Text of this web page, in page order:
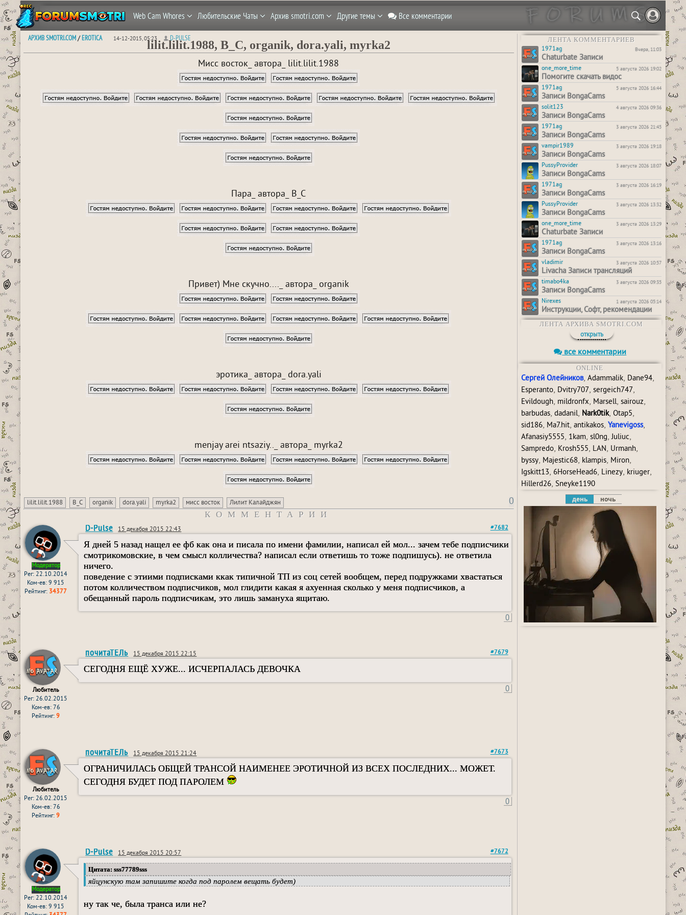
Web Cam Whores Любительские Чаты Архив smotri.com Другие темы Все комментарии
АРХИВ SMOTRI.COM/EROTICA 14-12-2015, 05:23 D-PULSE
lilit.lilit.1988, В_С, organik, dora.yali, myrka2
Мисс восток_ автора_ lilit.lilit.1988
Пара_ автора_ В_С
Привет) Мне скучно...._ автора_ organik
эротика_ автора_ dora.yali
menjay arei ntsaziy.._ автора_ myrka2
lilit.lilit.1988 В_С organik dora.yali myrka2 мисс восток Лилит Калайджян 0
КОММЕНТАРИИ
Модератор
Рег: 22.10.2014
Ком-ев: 9 915
Рейтинг: 34377
D-Pulse 15 декабря 2015 22:43 #7682
Я дней 5 назад нащел ее фб как она и писала по имени фамилии, написал ей мол... зачем тебе подписчики
смотрикомовские, в чем смысл колличества? написал если ответишь то тоже подпишусь). не ответила
ничего.
поведение с этиими подписками ккак типичной ТП из соц сетей вообщем, перед подружками хвастаться
потом колличеством подписчиков, мол глидити какая я ахуенная сколько у меня подписчиков, а
обещанный пароль подписчикам, это лишь замануха ящитаю.
0
Любитель
Рег: 26.02.2015
Ком-ев: 76
Рейтинг:9
почитаТЕЛь 15 декабря 2015 22:15 #7679
СЕГОДНЯ ЕЩЁ ХУЖЕ... ИСЧЕРПАЛАСЬ ДЕВОЧКА
0
Любитель
Рег: 26.02.2015
Ком-ев: 76
Рейтинг:9
почитаТЕЛь 15 декабря 2015 21:24 #7673
ОГРАНИЧИЛАСЬ ОБЩЕЙ ТРАНСОЙ НАИМЕНЕЕ ЭРОТИЧНОЙ ИЗ ВСЕХ ПОСЛЕДНИХ... МОЖЕТ.
СЕГОДНЯ БУДЕТ ПОД ПАРОЛЕМ
0
Модератор
Рег: 22.10.2014
Ком-ев: 9 915
D-Pulse 15 декабря 2015 20:57 #7672
Цитата: sss77789sss
яйцунскую там запишите когда под паролем вещать будет)
ну так че, была транса или не?
ЛЕНТА КОММЕНТАРИЕВ
1971ag
Вчера, 11:03
Chaturbate Записи
one_more_time 5 августа 2026 19:02
Помогите скачать видос
1971ag 5 августа 2026 16:44
Записи BongaCams
solit123 4 августа 2026 09:36
Записи BongaCams
1971ag 3 августа 2026 21:45
Записи BongaCams
vampir1989 3 августа 2026 19:18
Записи BongaCams
PussyProvider 3 августа 2026 18:07
Записи BongaCams
1971ag 3 августа 2026 16:19
Записи BongaCams
PussyProvider 3 августа 2026 13:32
Записи BongaCams
one_more_time 3 августа 2026 13:29
Chaturbate Записи
1971ag 3 августа 2026 13:16
Записи BongaCams
vladimir 3 августа 2026 10:57
Livacha Записи трансляций
timabo4ka 3 августа 2026 09:35
Записи BongaCams
Nirexes 1 августа 2026 05:14
Инструкции, Софт, рекомендации
ЛЕНТА АРХИВА SMOTRI.COM
открыть
все комментарии
ONLINE
Сергей Олейников, Adammalik, Dane94,
Esperanto, Dvitry707, sergeich747,
Evildough, mildronfx, Marsell, sairouz,
barbudas, dadanil, Nark0tik, Otap5,
sid186, Ma7.hit, antikakos, Yanevigoss,
Afanasiy5555, 1kam, sl0ng,Juliuc,
Sampredo, Krosh555, LAN, Urmanh,
byssy, Majestic68, klampis, Miron,
Igskitt13, 6HorseHead6, Linezy, kriuger,
Hillerd26, Sneyke1190
день ночь